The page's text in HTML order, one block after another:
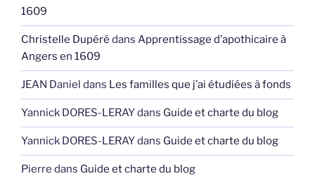
1609
Christelle Dupéré dans Apprentissage d’apothicaire à
Angers en 1609
JEAN Daniel dans Les familles que j’ai étudiées à fonds
Yannick DORES-LERAYdans Guide et charte du blog
Yannick DORES-LERAYdans Guide et charte du blog
Pierre dans Guide et charte du blog